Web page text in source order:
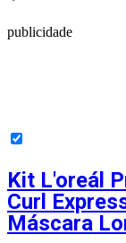
publicidade
Kit L'oreál
Curl
Máscara